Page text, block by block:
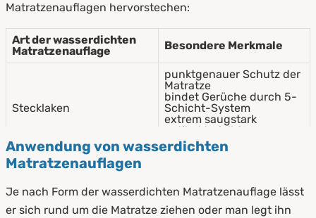
Matratzenauflagen hervorstechen:
Art der wasserdichten
Matratzenauflage
Besondere Merkmale
Stecklaken
punktgenauer Schutz der
Matratze
bindet Gerüche durch 5-
Schicht-System
extrem saugstark
antibakteriell &
milbendicht
Matratzenbezüge
superelastisch
schimmelfest &
pilzresistent
Anwendung von wasserdichten
Matratzenauflagen
Je nach Form der wasserdichten Matratzenauflage lässt
er sich rund um die Matratze ziehen oder man legt ihn